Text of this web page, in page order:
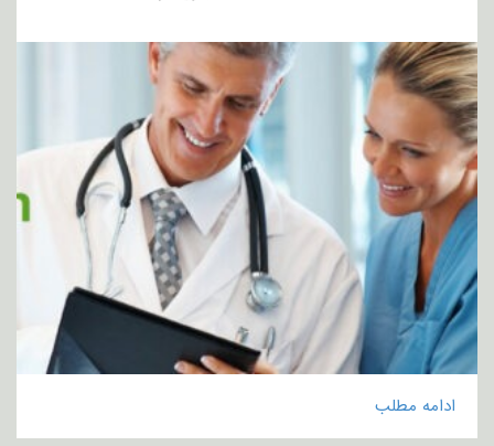
ادامه مطلب